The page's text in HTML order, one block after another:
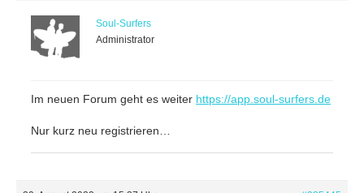
Soul-Surfers
Administrator
Im neuen Forum geht es weiter https://app.soul-surfers.de
Nur kurz neu registrieren…